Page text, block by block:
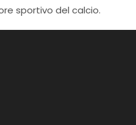
sportivo del calcio.